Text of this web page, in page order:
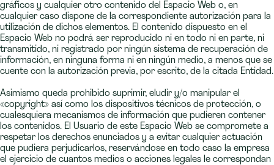
gráficos y cualquier otro contenido del Espacio Web o, en
cualquier caso dispone de la correspondiente autorización para la
utilización de dichos elementos. El contenido dispuesto en el
Espacio Web no podrá ser reproducido ni en todo ni en parte, ni
transmitido, ni registrado por ningún sistema de recuperación de
información, en ninguna forma ni en ningún medio, a menos que se
cuente con la autorización previa, por escrito, de la citada Entidad.
Asimismo queda prohibido suprimir, eludir y/o manipular el
«copyright» así como los dispositivos técnicos de protección, o
cualesquiera mecanismos de información que pudieren contener
los contenidos. El Usuario de este Espacio Web se compromete a
respetar los derechos enunciados y a evitar cualquier actuación
que pudiera perjudicarlos, reservándose en todo caso la empresa
el ejercicio de cuantos medios o acciones legales le correspondan